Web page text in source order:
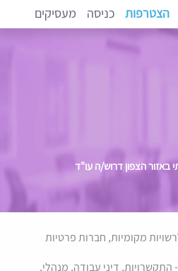
הצטרפות כניסה מעסיקים
באזור הצפון דרוש/ה עו"ד
מקומיות, חברות פרטיות
דיני עבודה, מנהלי,